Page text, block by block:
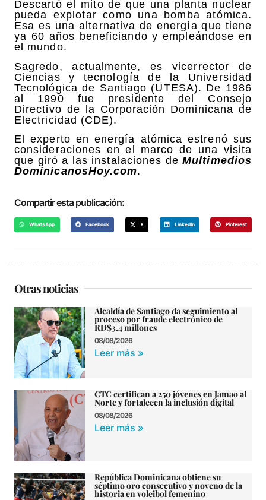
Descartó el mito de que una planta nuclear
pueda explotar como una bomba atómica.
Esa es una alternativa de energía que tiene
ya 60 años beneficiando y empleándose en
el mundo.
Sagredo, actualmente, es vicerrector de
Ciencias y tecnología de la Universidad
Tecnológica de Santiago (UTESA). De 1986
al 1990 fue presidente del Consejo
Directivo de la Corporación Dominicana de
Electricidad (CDE).
El experto en energía atómica estrenó sus
consideraciones en el marco de una visita
que giró a las instalaciones deMultimedios
DominicanosHoy.com.
Compartir esta publicación:
WhatsApp Facebook X LinkedIn Pinterest
Otras noticias
Alcaldía de Santiago da seguimiento al
proceso por fraude electrónico de
RD$3.4 millones
08/08/2026
Leer más »
CTC certifican a 250 jóvenes en Jamao al
Norte y fortalecen la inclusión digital
08/08/2026
Leer más »
República Dominicana obtiene su
séptimo oro consecutivo y noveno de la
historia en voleibol femenino